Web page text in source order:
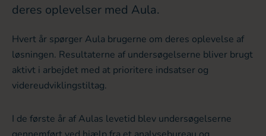
deres oplevelser med Aula.
Hvert år spørger Aula brugerne om deres oplevelse af
løsningen. Resultaterne af undersøgelserne bliver brugt
aktivt i arbejdet med at prioritere indsatser og
videreudviklingstiltag.
I de første år af Aulas levetid blev undersøgelserne